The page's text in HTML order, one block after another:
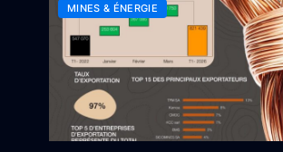
MINES & ÉNERGIE